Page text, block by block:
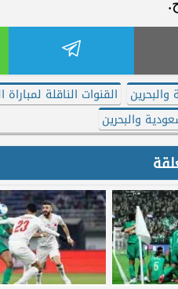
والبحرين القنوات الناقلة
والبحرين